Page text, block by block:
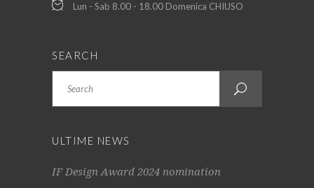
Lun - Sab 8.00 - 18.00 Domenica CHIUSO
SEARCH
ULTIME NEWS
IF Design Award 2024 nomination